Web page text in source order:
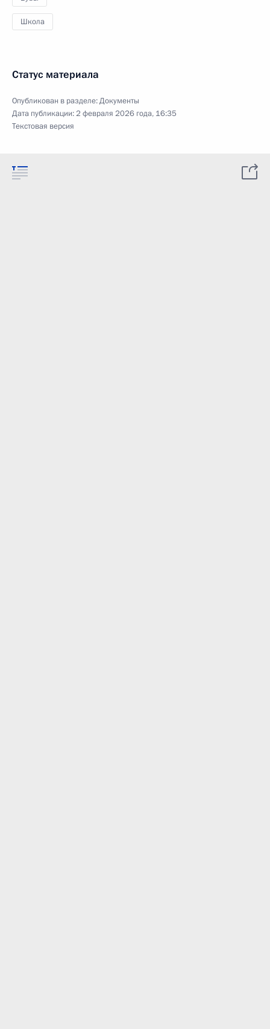
Школа
Статус материала
Опубликован в разделе:Документы
Дата публикации:2 февраля 2026 года, 16:35
Текстовая версия